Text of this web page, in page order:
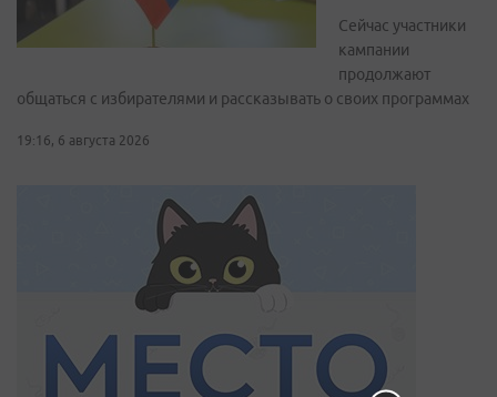
Сейчас участники
кампании
продолжают
общаться с избирателями и рассказывать о своих программах
19:16, 6 августа 2026